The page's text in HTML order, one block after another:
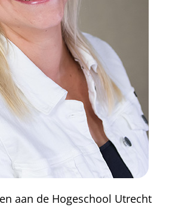
aan de Hogeschool Utrecht